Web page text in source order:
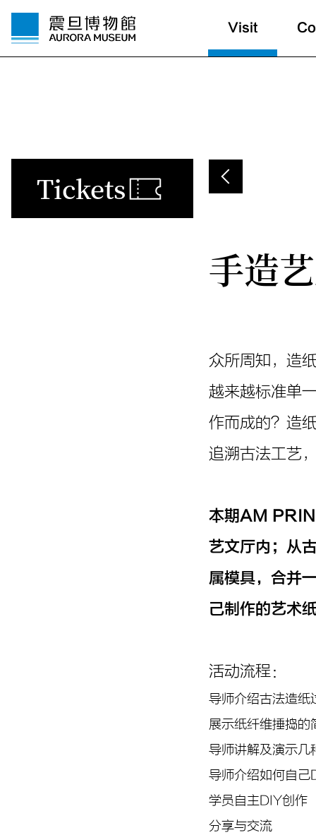
Visit
Tickets
手造
众所周知，造
越来越标准单
作而成的？造
追溯古法工艺
本期AM
艺文厅内；从
属模具，合并
己制作的艺术
活动流程：
导师介绍古法造纸
展示纸纤维捶捣的
导师讲解及演示几
导师介绍如何自己
学员自主DIY创作
分享与交流